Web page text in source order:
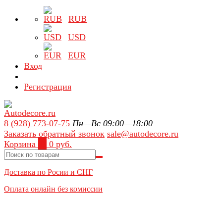
RUB
USD
EUR
Вход
Регистрация
8 (928) 773-07-75 Пн—Вс 09:00—18:00
Заказать обратный звонок sale@autodecore.ru
Корзина
0 руб.
Доставка по Росии и СНГ
Оплата онлайн без комиссии